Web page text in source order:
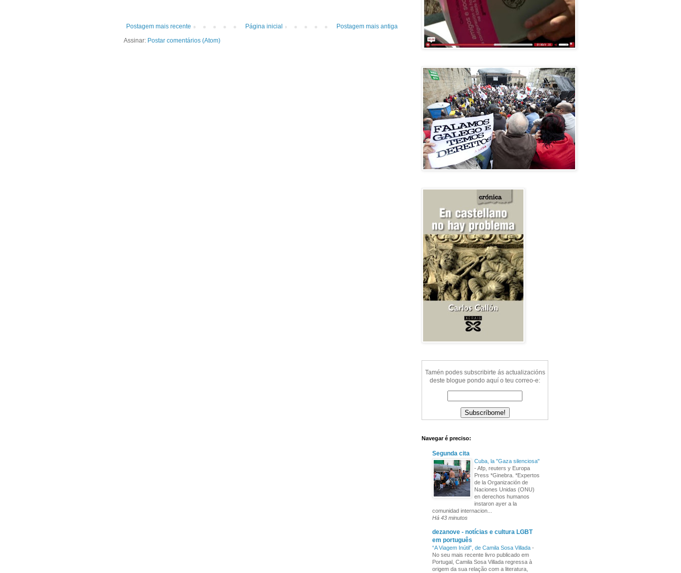
Postagem mais recente Postagem mais antiga
Página inicial
Assinar: Postar comentários (Atom)
Tamén podes subscribirte ás actualizacións
deste blogue pondo aquí o teu correo-e:
Navegar é preciso:
Segunda cita
Cuba, la "Gaza silenciosa"
- Afp, reuters y Europa
Press *Ginebra. *Expertos
de la Organización de
Naciones Unidas (ONU)
en derechos humanos
instaron ayer a la
comunidad internacion...
Há 43 minutos
dezanove - notícias e cultura LGBT
em português
“A Viagem Inútil”, de Camila Sosa Villada -
No seu mais recente livro publicado em
Portugal, Camila Sosa Villada regressa à
origem da sua relação com a literatura,